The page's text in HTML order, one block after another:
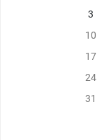
3
10
17
24
31